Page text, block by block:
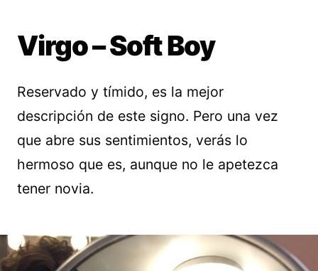
Virgo – Soft Boy
Reservado y tímido, es la mejor
descripción de este signo. Pero una vez
que abre sus sentimientos, verás lo
hermoso que es, aunque no le apetezca
tener novia.